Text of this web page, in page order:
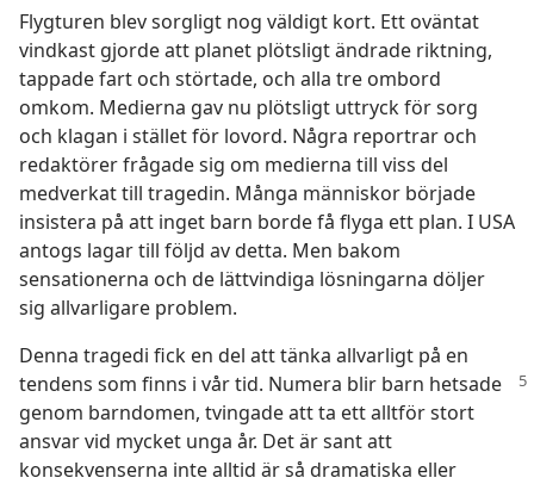
Flygturen blev sorgligt nog väldigt kort. Ett oväntat
vindkast gjorde att planet plötsligt ändrade riktning,
tappade fart och störtade, och alla tre ombord
omkom. Medierna gav nu plötsligt uttryck för sorg
och klagan i stället för lovord. Några reportrar och
redaktörer frågade sig om medierna till viss del
medverkat till tragedin. Många människor började
insistera på att inget barn borde få flyga ett plan. I USA
antogs lagar till följd av detta. Men bakom
sensationerna och de lättvindiga lösningarna döljer
sig allvarligare problem.
Denna tragedi fick en del att tänka allvarligt på en
tendens som finns i vår tid. Numera blir barn hetsade
genom barndomen, tvingade att ta ett alltför stort
ansvar vid mycket unga år. Det är sant att
konsekvenserna inte alltid är så dramatiska eller